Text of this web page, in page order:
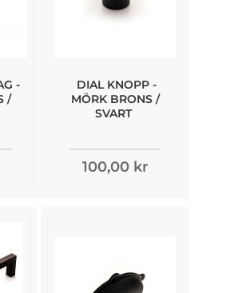
-
/
DIAL KNOPP -
MÖRK BRONS /
SVART
100,00 kr